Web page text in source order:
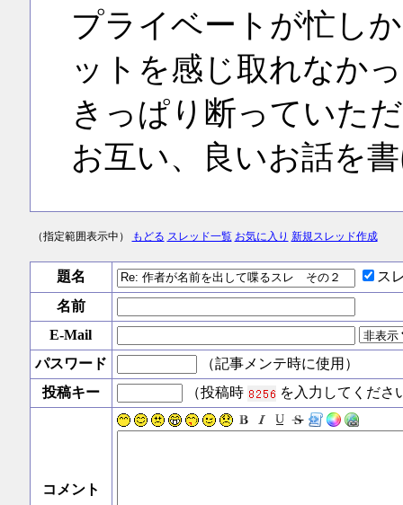
プライベートが忙し
ットを感じ取れなか
きっぱり断っていた
お互い、良いお話を
（指定範囲表示中） もどる スレッド一覧 お気に入り 新規スレッド作成
題名
ス
名前
E-Mail
パスワード
（記事メンテ時に使用）
投稿キー
（投稿時 を入力してくださ
コメント